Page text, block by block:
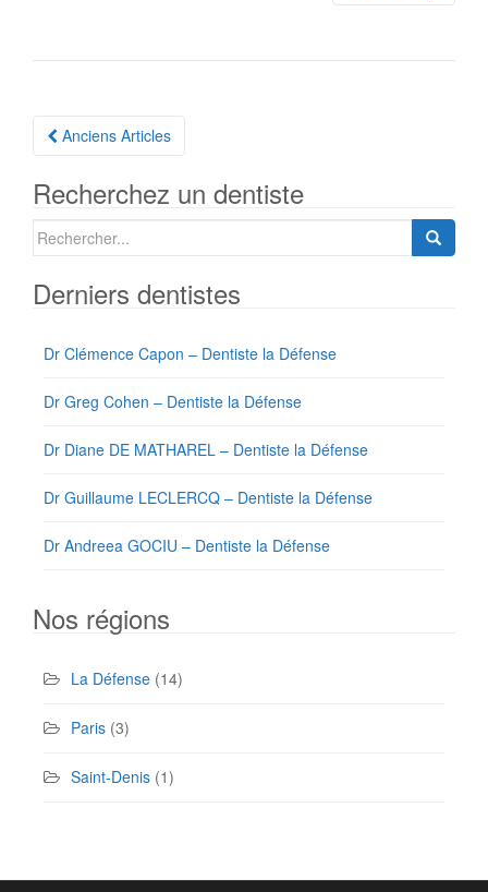
Navigation
Anciens Articles
Recherchez un dentiste
Search
Derniers dentistes
Dr Clémence Capon – Dentiste la Défense
Dr Greg Cohen – Dentiste la Défense
Dr Diane DE MATHAREL – Dentiste la Défense
Dr Guillaume LECLERCQ – Dentiste la Défense
Dr Andreea GOCIU – Dentiste la Défense
Nos régions
La Défense (14)
Paris (3)
Saint-Denis (1)